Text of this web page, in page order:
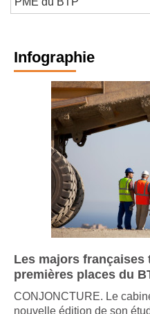
PME du BTP
Infographie
Les majors françaises
premières places du
CONJONCTURE. Le